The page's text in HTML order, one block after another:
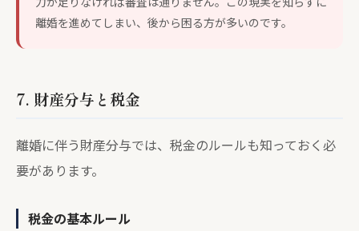
離婚を進めてしまい、後から困る方が多いのです。
7. 財産分与と税金
離婚に伴う財産分与では、税金のルールも知っておく必
要があります。
税金の基本ルール